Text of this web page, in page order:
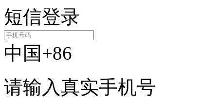
短信登录
中国+86
请输入真实手机号